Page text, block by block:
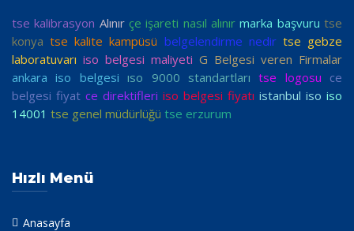
tse kalibrasyon Alınır çe işareti nasıl alınır marka başvuru tse
konya tse kalite kampüsü belgelendirme nedir tse gebze
laboratuvarı iso belgesi maliyeti G Belgesi veren Firmalar
ankara iso belgesi ıso 9000 standartları tse logosu ce
belgesi fiyat ce direktifleri iso belgesi fiyatı istanbul iso iso
14001 tse genel müdürlüğü tse erzurum
Hızlı Menü
Anasayfa